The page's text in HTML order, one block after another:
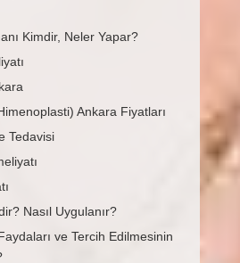
Kimdir, Neler Yapar?
Ankara Fiyatları
Tedavisi
Nasıl Uygulanır?
ve Tercih Edilmesinin